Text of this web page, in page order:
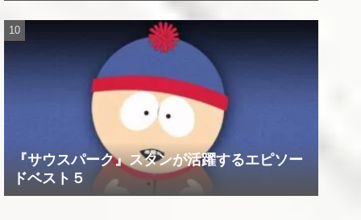
『サウスパーク』スタンが活躍するエピソー
ドベスト５